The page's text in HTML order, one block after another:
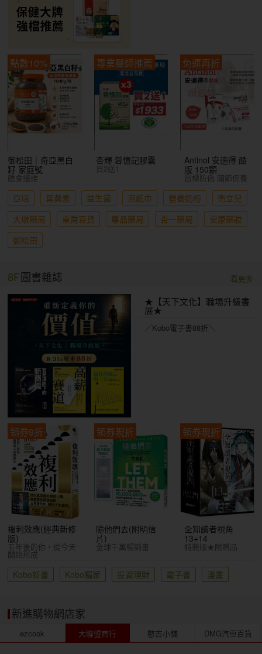
點數10%
御松田｜奇亞黑白
籽 家庭號
膳食纖維
專業醫師推薦
杏輝 蓉憶記膠囊
買2送1
免運再折
Antinol 安適得 酷
版 150顆
雷標防偽 關節保養
亞培 葉黃素 益生菌 濕紙巾 營養奶粉
衛立兒
大墩藥局
東喬百貨 專品藥局 杏一藥局
安康藥妝
御松田
8F 圖書雜誌 看更多
★【天下文化】職場升級書
展★
／Kobo電子書88折＼
領券9折
複利效應(經典新修
版)
五年後的你，從今天
開始形成
領券現折
隨他們去(附明信
片)
全球千萬暢銷書
領券現折
全知讀者視角
13+14
特裝版★附贈品
Kobo新書 Kobo獨家 投資理財 電子書 漫畫
新進購物網店家
ezcook 大聯盟商行 憨吉小舖 DMG汽車百貨